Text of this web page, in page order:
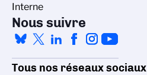
Interne
Nous suivre
Tous nos réseaux sociaux